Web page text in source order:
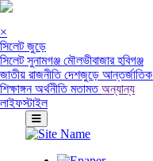
×
সিলেট জুড়ে
সিলেটসুনামগঞ্জ মৌলভীবাজারহবিগঞ্জ
জাতীয় রাজনীতিদেশজুড়ে আন্তর্জাতিক
শিক্ষাঙ্গনঅর্থনীতিমতামতঅন্যান্য
লাইফস্টাইল